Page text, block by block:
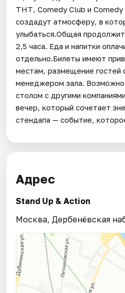
ТНТ, Comedy Club и
создадут атмосферу, в
улыбаться.Общая
2,5 часа. Еда и напитки
отдельно.Билеты имеют
местам, размещение гостей
менеджером зала.
столом с другими
вечер, который сочетает
стендапа — событие,
Адрес
Stand Up & Action
Москва, Дербенёвская